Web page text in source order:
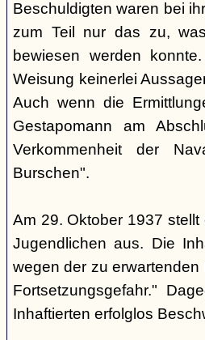
Beschuldigten waren bei
zum Teil nur das zu,
bewiesen werden
Weisung keinerlei
Auch wenn die
Gestapomann am
Verkommenheit der
Burschen".
Am 29. Oktober 1937
Jugendlichen aus. Die
wegen der zu
Fortsetzungsgefahr."
Inhaftierten erfolglos